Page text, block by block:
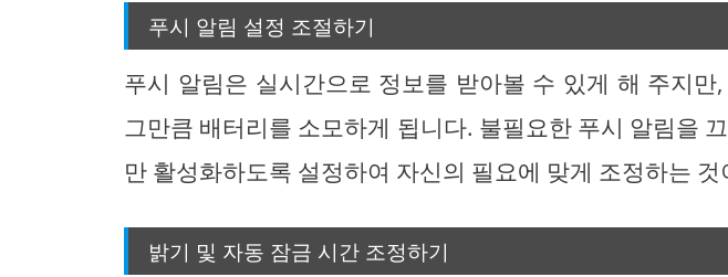
푸시 알림 설정 조절하기
푸시 알림은 실시간으로 정보를 받아볼 수 있게 해 주지만
그만큼 배터리를 소모하게 됩니다. 불필요한 푸시 알림을
만 활성화하도록 설정하여 자신의 필요에 맞게 조정하는 것
밝기 및 자동 잠금 시간 조정하기